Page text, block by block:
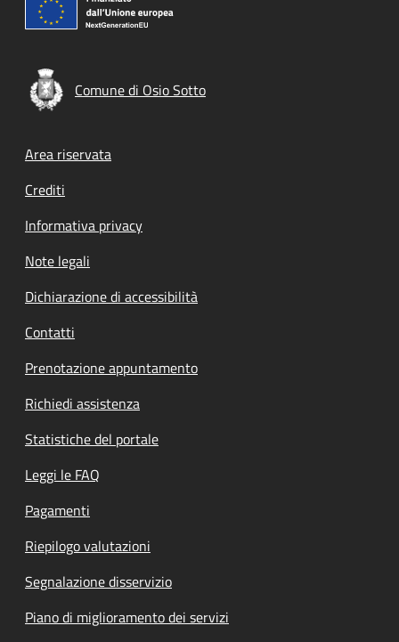
Comune di Osio Sotto
Footer menu
Area riservata
Crediti
Informativa privacy
Note legali
Dichiarazione di accessibilità
Contatti
Prenotazione appuntamento
Richiedi assistenza
Statistiche del portale
Leggi le FAQ
Pagamenti
Riepilogo valutazioni
Segnalazione disservizio
Piano di miglioramento dei servizi